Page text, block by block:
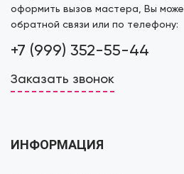
оформить вызов мастера, Вы
обратной связи или по телефону:
+7 (999) 352-55-44
Заказать звонок
ИНФОРМАЦИЯ